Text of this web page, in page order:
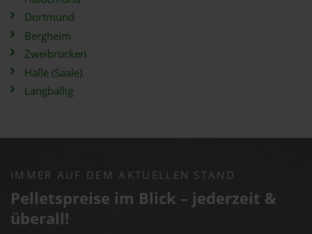
Dortmund
Bergheim
Zweibrücken
Halle (Saale)
Langballig
IMMER AUF DEM AKTUELLEN STAND
Pelletspreise im Blick – jederzeit &
überall!